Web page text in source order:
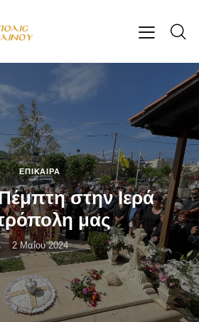
ΕΠΊΚΑΙΡΑ
στην Ιερά
μας
2 Μαΐου 2024